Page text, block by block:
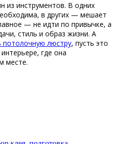
из инструментов. В одних
в других — мешает
— не идти по привычке, а
стиль и образ жизни. А
потолочную люстру, пусть это
где она
месте.